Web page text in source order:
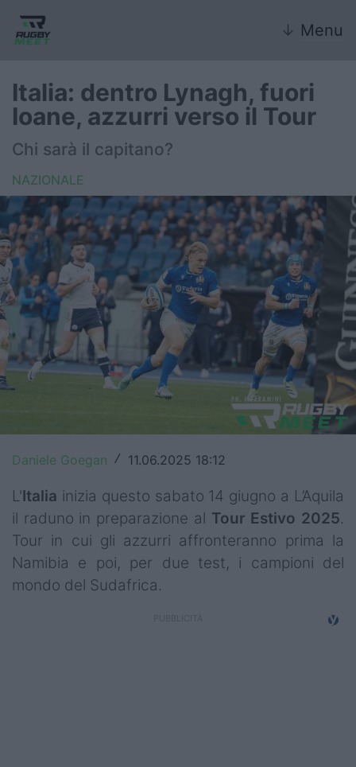
↓ Menu
Nazionale
Rugby Sevens
FIR
Internazionale
6 Nazioni
United Rugby Championship
Top14
Champions Cup
World Rugby
Rugby World Cup
Super Rugby
Italia: dentro Lynagh, fuori
Ioane, azzurri verso il Tour
Chi sarà il capitano?
NAZIONALE
Daniele Goegan / 11.06.2025 18:12
L'Italia inizia questo sabato 14 giugno a L’Aquila
il raduno in preparazione al Tour Estivo 2025.
Tour in cui gli azzurri affronteranno prima la
Namibia e poi, per due test, i campioni del
mondo del Sudafrica.